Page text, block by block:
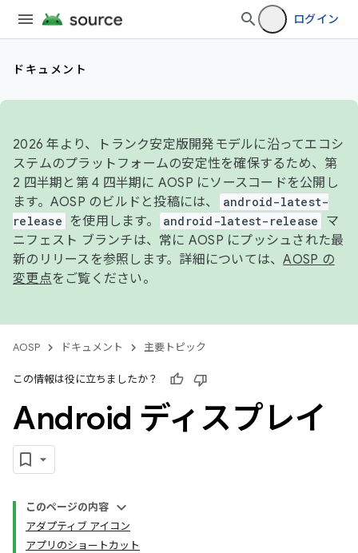
ログイン
ドキュメント
2026 年より、トランク安定版開発モデルに沿ってエコシ
ステムのプラットフォームの安定性を確保するため、第
2 四半期と第 4 四半期に AOSP にソースコードを公開し
ます。AOSP のビルドと投稿には、
android-latest-
release
を使用します。 android-latest-release
マ
ニフェスト ブランチは、常に AOSP にプッシュされた最
新のリリースを参照します。詳細については、AOSP の
変更点をご覧ください。
AOSP ドキュメント 主要トピック
この情報は役に立ちましたか？
Android ディスプレイ
このページの内容
アダプティブ アイコン
アプリのショートカット